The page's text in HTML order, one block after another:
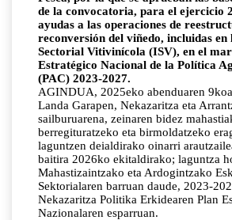
de la convocatoria, para el ejercicio
ayudas a las operaciones de
reconversión del viñedo, incluidas
Sectorial Vitivinícola (ISV), en el
Estratégico Nacional de la Política
(PAC) 2023-2027.
AGINDUA, 2025eko abenduaren
Landa Garapen, Nekazaritza eta
sailburuarena, zeinaren bidez
berregituratzeko eta birmoldatzeko
laguntzen deialdirako oinarri
baitira 2026ko ekitaldirako; laguntza
Mahastizaintzako eta Ardogintzako
Sektorialaren barruan daude, 2023-
Nekazaritza Politika Erkidearen Plan
Nazionalaren esparruan.